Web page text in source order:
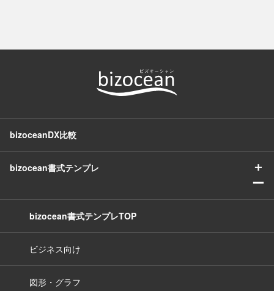
bizoceanDX比較
bizocean書式テンプレ
＋
ー
bizocean書式テンプレTOP
ビジネス向け
図形・グラフ